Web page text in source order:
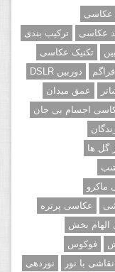
عکاسی
عکاسی
ترکیب بندی
تکنیک عکاسی
دوربین DSLR
عمق میدان
اجسام بی جان
گل ها
ماکرو
عکاسی پرتره
بخش
فوکوس
نقاشی با نور
نوردهی